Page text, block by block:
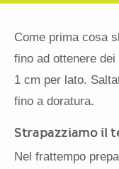
Come prima cosa
fino ad ottenere
1 cm per lato.
fino a doratura.
Strapazziamo il
Nel frattempo